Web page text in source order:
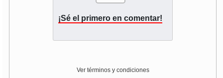
¡Sé el primero en comentar!
Ver términos y condiciones